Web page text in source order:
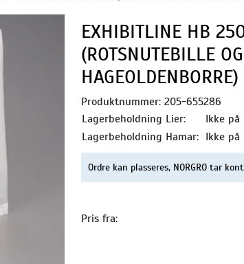
EXHIBITLINE HB
(ROTSNUTEBILLE OG
HAGEOLDENBORRE)
Produktnummer: 205-655286
Lagerbeholdning Lier:
Ikke på
Lagerbeholdning Hamar: Ikke på
Ordre kan plasseres, NORGRO tar
Pris fra: